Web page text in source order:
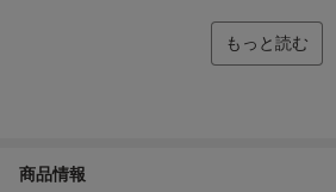
もっと読む
商品情報